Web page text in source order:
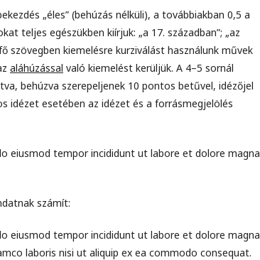
„éles” (behúzás nélküli), a továbbiakban 0,5 a
teljes egészükben kiírjuk: „a 17. században”; „az
szövegben kiemelésre kurziválást használunk művek
aláhúzással való kiemelést kerüljük. A 4–5 sornál
behúzva szerepeljenek 10 pontos betűvel, idézőjel
idézet esetében az idézet és a forrásmegjelölés
eiusmod tempor incididunt ut labore et dolore magna
számít:
eiusmod tempor incididunt ut labore et dolore magna
laboris nisi ut aliquip ex ea commodo consequat.